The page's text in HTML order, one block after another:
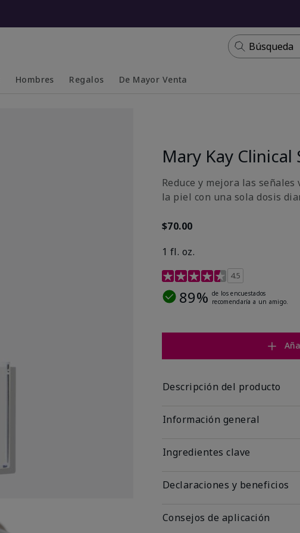
Búsqueda
Hombres Regalos De Mayor Venta
Mary Kay
Reduce y mejora las
la piel con una sola dosis
$70.00
1 fl. oz.
Calificación de clientes de 4,1
4.5
89% de los encuestados
recomendaría a un amigo.
Descripción del producto
Información general
Ingredientes clave
Declaraciones y beneficios
Consejos de aplicación